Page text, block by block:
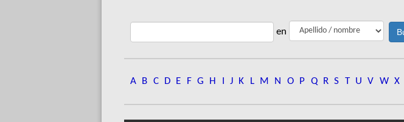
en
A B C D E F G H J K L M N O P Q R S T U V W X